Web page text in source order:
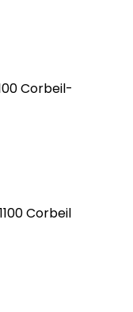
Corbeil-
Corbeil